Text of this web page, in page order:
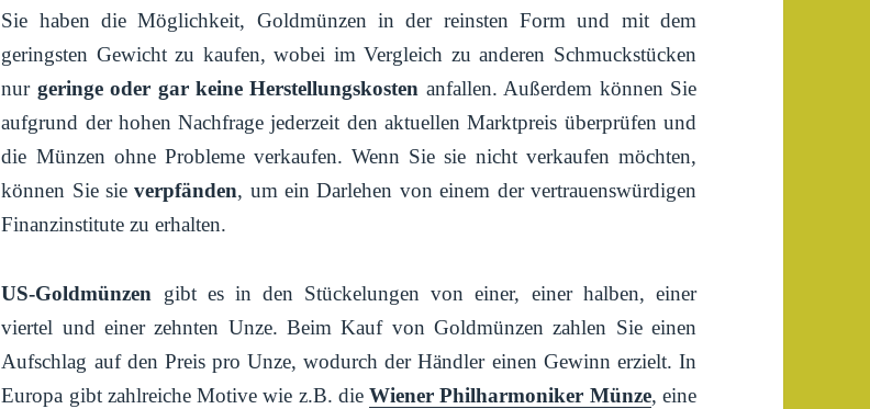
Sie haben die Möglichkeit, Goldmünzen in der reinsten Form und mit dem
geringsten Gewicht zu kaufen, wobei im Vergleich zu anderen Schmuckstücken
nurgeringe oder gar keine Herstellungskosten anfallen. Außerdem können Sie
aufgrund der hohen Nachfrage jederzeit den aktuellen Marktpreis überprüfen und
die Münzen ohne Probleme verkaufen. Wenn Sie sie nicht verkaufen möchten,
können Sie sieverpfänden, um ein Darlehen von einem der vertrauenswürdigen
Finanzinstitute zu erhalten.
US-Goldmünzen gibt es in den Stückelungen von einer, einer halben, einer
viertel und einer zehnten Unze. Beim Kauf von Goldmünzen zahlen Sie einen
Aufschlag auf den Preis pro Unze, wodurch der Händler einen Gewinn erzielt. In
Europa gibt zahlreiche Motive wie z.B. dieWiener Philharmoniker Münze, eine